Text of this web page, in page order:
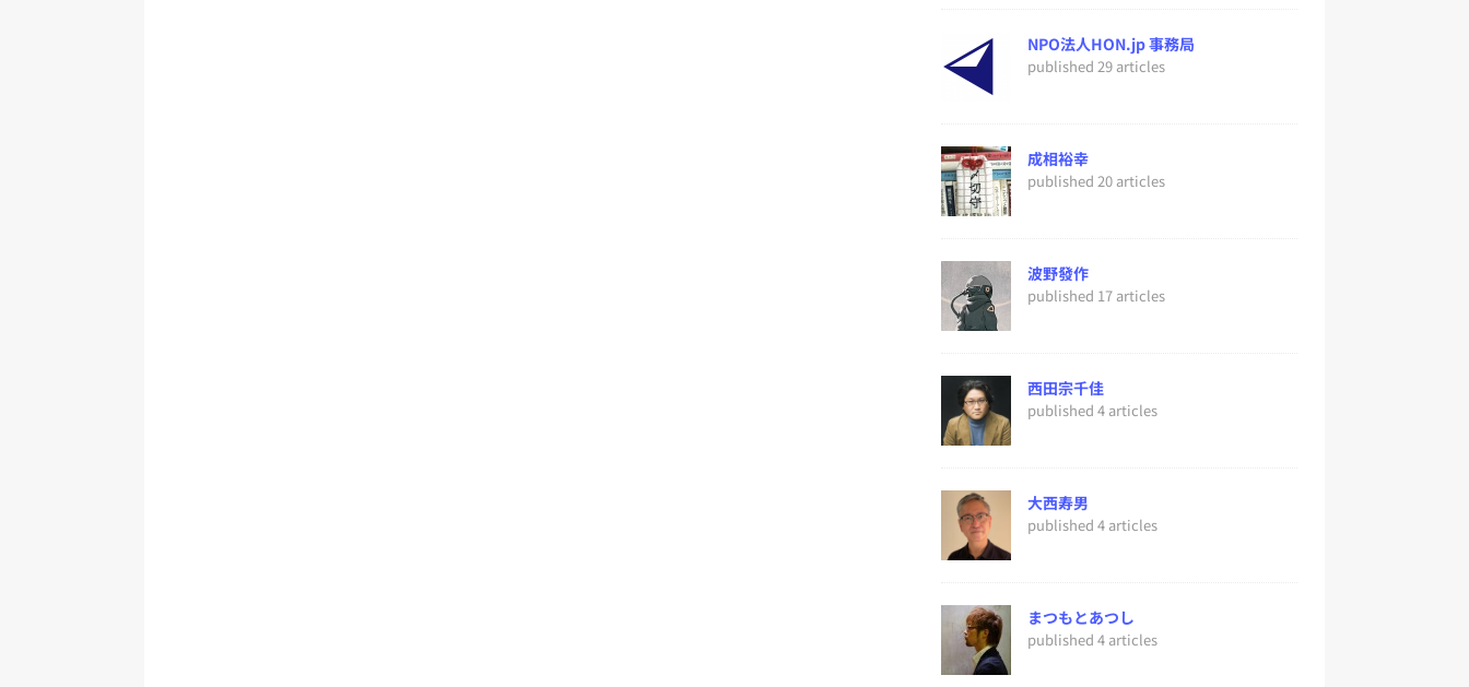
NPO法人HON.jp 事務局
published 29 articles
成相裕幸
published 20 articles
波野發作
published 17 articles
西田宗千佳
published 4 articles
大西寿男
published 4 articles
まつもとあつし
published 4 articles